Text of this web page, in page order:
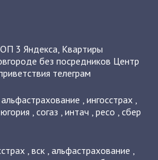
3 Яндекса, Квартиры
без посредников Центр
телеграм
альфастрахование ,ингосстрах ,
югория ,согаз ,интач ,ресо ,сбер
,вск ,альфастрахование ,